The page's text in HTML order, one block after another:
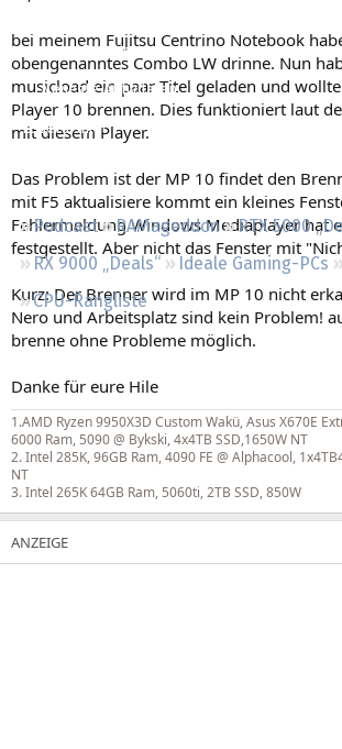
Neue Beiträge
Neueste Aktivitäten
Leserartikel
Podcast RAMageddon
RTX 5000
RX 9000 „Deals“
Ideale Gaming-PCs
CPU-Rangliste
bei meinem Fujitsu Centrino Notebook
obengenanntes Combo LW drinne. Nun
musicload ein paar Titel geladen und
Player 10 brennen. Dies funktioniert laut
mit diesem Player.
Das Problem ist der MP 10 findet den
mit F5 aktualisiere kommt ein kleines
Fehlermeldung Windows Mediaplayer hat
festgestellt. Aber nicht das Fenster mit
Kurz: Der Brenner wird im MP 10 nicht
Nero und Arbeitsplatz sind kein Problem!
brenne ohne Probleme möglich.
Danke für eure Hile
1.AMD Ryzen 9950X3D Custom Wakü, Asus X670E
6000 Ram, 5090 @ Bykski, 4x4TB SSD,1650W NT
2. Intel 285K, 96GB Ram, 4090 FE @ Alphacool,
NT
3. Intel 265K 64GB Ram, 5060ti, 2TB SSD, 850W